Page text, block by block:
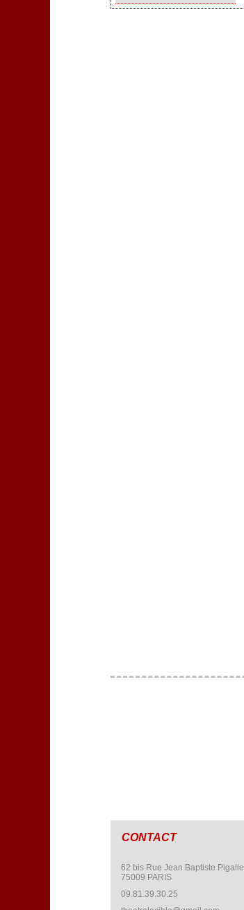
CONTACT
62 bis Rue Jean Baptiste Pigalle
75009 PARIS
09.81.39.30.25